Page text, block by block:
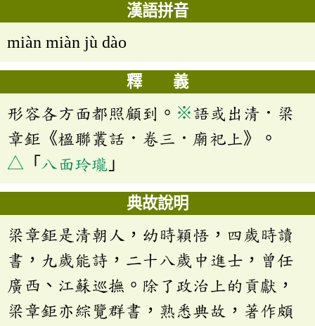
漢語拼音
miàn miàn jù dào
釋 義
形容各方面都照顧到。 ※語或出清．梁
章鉅《楹聯叢話．卷三．廟祀上》。
△ 「 八面玲瓏 」
典故說明
梁章鉅是清朝人，幼時穎悟，四歲時讀
書，九歲能詩，二十八歲中進士，曾任
廣西、江蘇巡撫。除了政治上的貢獻，
梁章鉅亦綜覽群書，熟悉典故，著作頗